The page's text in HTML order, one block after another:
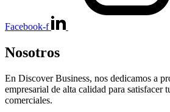
Facebook-f
Nosotros
En Discover Business, nos dedicamos a
empresarial de alta calidad para satisfacer
comerciales.